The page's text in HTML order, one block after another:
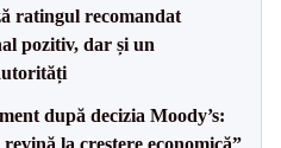
ratingul recomandat
pozitiv, dar și un
după decizia Moody’s:
la creștere economică”